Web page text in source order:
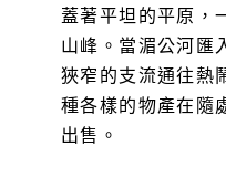
蓋著平坦的平原，
山峰。當湄公河匯
狹窄的支流通往熱
種各樣的物產在隨
出售。